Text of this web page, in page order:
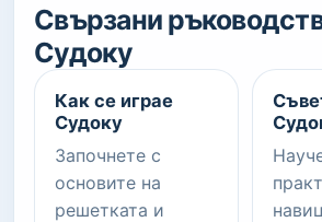
Свързани
Судоку
Как се играе
Судоку
Започнете с
основите на
решетката и